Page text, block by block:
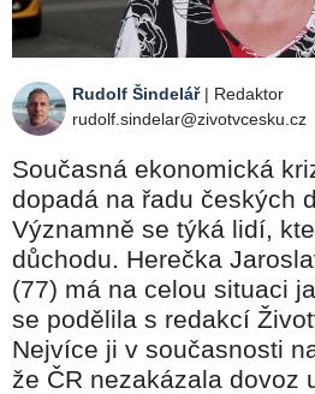
Rudolf Šindelář| Redaktor
rudolf.sindelar@zivotvcesku.cz
Současná ekonomická
dopadá na řadu českých
Významně se týká lidí,
důchodu. Herečka
(77) má na celou situaci
se podělila s redakcí
Nejvíce ji v současnosti
že ČR nezakázala dovoz